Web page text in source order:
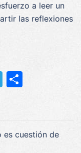
a leer un
las reflexiones
Telegram
es cuestión de